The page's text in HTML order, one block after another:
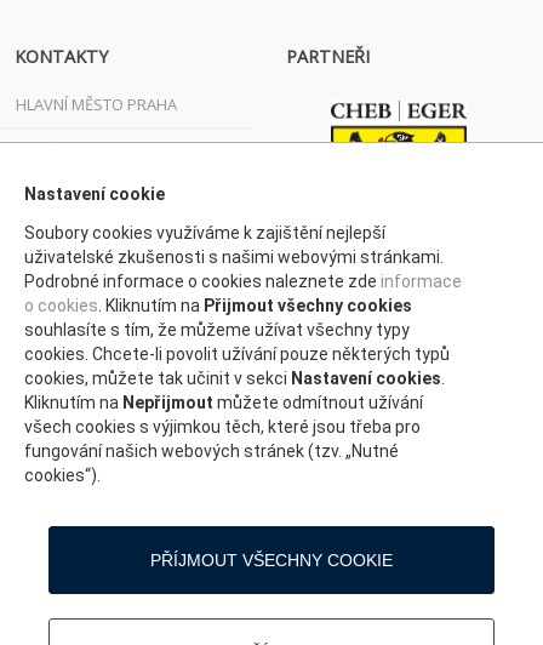
KONTAKTY
HLAVNÍ MĚSTO PRAHA
JIHOČESKÝ KRAJ
JIHOMORAVSKÝ KRAJ
KARLOVARSKÝ KRAJ
KRAJ VYSOČINA
KRÁLOVÉHRADECKÝ KRAJ
LIBERECKÝ KRAJ
MORAVSKOSLEZSKÝ KRAJ
OLOMOUCKÝ KRAJ
STŘEDOČESKÝ KRAJ
PARTNEŘI
Nastavení cookie
Soubory cookies využíváme k zajištění nejlepší
uživatelské zkušenosti s našimi webovými stránkami.
Podrobné informace o cookies naleznete zde informace
o cookies . Kliknutím na Přijmout všechny cookies
souhlasíte s tím, že můžeme užívat všechny typy
cookies. Chcete-li povolit užívání pouze některých typů
cookies, můžete tak učinit v sekci Nastavení cookies
Kliknutím na Nepřijmout můžete odmítnout užívání
všech cookies s výjimkou těch, které jsou třeba pro
fungování našich webových stránek (tzv. „Nutné
cookies“).
PŘÍJMOUT VŠECHNY COOKIE